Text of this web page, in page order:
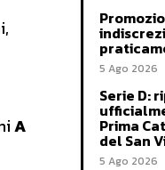
A
5 Ago 2026
Serie D:
Prima
del San
5 Ago 2026